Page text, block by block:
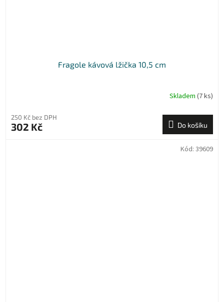
Fragole kávová lžička 10,5 cm
Skladem (7 ks)
250 Kč bez DPH
302 Kč Do košíku
Kód: 39609